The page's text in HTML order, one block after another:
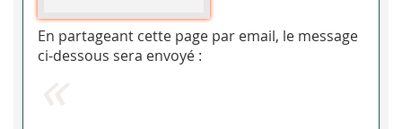
En partageant cette page par email, le message
ci-dessous sera envoyé :